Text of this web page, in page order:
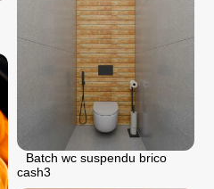
Batch wc suspendu brico
cash3